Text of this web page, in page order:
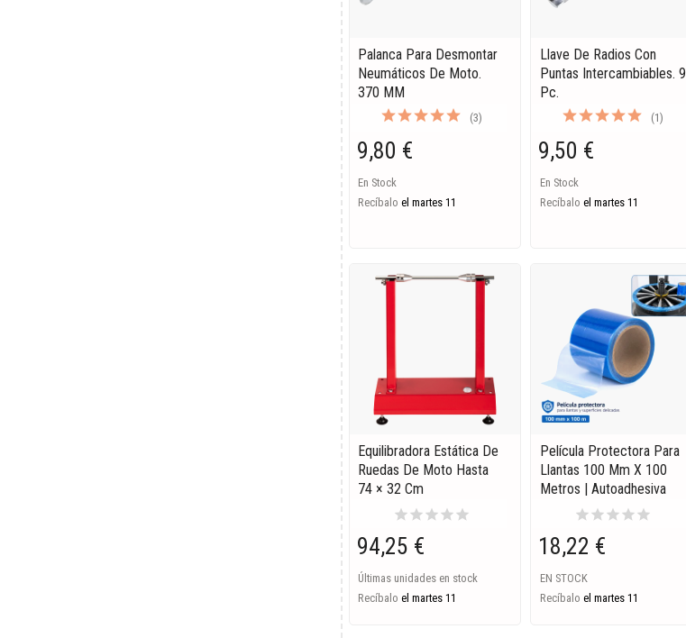
Palanca Para Desmontar
Neumáticos De Moto.
370 MM
(3)
9,80 €
En Stock
Recíbaloel martes 11
Llave De Radios Con
Puntas Intercambiables. 9
Pc.
(1)
9,50 €
En Stock
Recíbalo el martes 11
Equilibradora Estática De
Ruedas De Moto Hasta
74 × 32 Cm
starstarstarstarstar
94,25 €
Últimas unidades en stock
Recíbaloel martes 11
Película Protectora Para
Llantas 100 Mm X 100
Metros | Autoadhesiva
starstarstarstarstar
18,22 €
EN STOCK
Recíbalo el martes 11